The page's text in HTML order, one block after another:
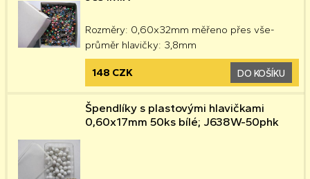
Rozměry: 0,60x32mm měřeno přes vše-
průměr hlavičky: 3,8mm
148 CZK DO KOŠÍKU
Špendlíky s plastovými hlavičkami
0,60x17mm 50ks bílé; J638W-50phk